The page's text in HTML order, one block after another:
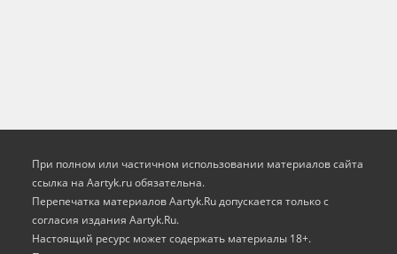
При полном или частичном использовании материалов сайта
ссылка на Aartyk.ru oбязательна.
Перепечатка материалов Aartyk.Ru допускается только с
согласия издания Aartyk.Ru.
Настоящий ресурс может содержать материалы 18+.